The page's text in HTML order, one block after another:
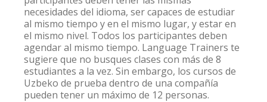
necesidades del idioma, ser capaces de estudiar
al mismo tiempo y en el mismo lugar, y estar en
el mismo nivel. Todos los participantes deben
agendar al mismo tiempo. Language Trainers te
sugiere que no busques clases con más de 8
estudiantes a la vez. Sin embargo, los cursos de
Uzbeko de prueba dentro de una compañía
pueden tener un máximo de 12 personas.